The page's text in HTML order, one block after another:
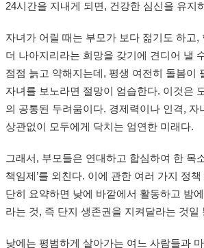
24시간을 지내게 되면, 건강한 심신을 유지
자녀가 어릴 때는 부모가 보다 젊기도 하고,
더 나아지리라는 희망을 갖기에 견디어 낼
점점 늙고 약해지는데, 평생 여전히 돌봄이
자녀를 보노라면 절망이 엄습한다. 이것은
의 공통된 두려움이다. 경제력이나 인격, 자
상관없이 모두에게 닥치는 엄연한 미래다.
그래서, 부모들은 연대하고 합심하여 한 목
책임제’를 외친다. 이에 관한 여러 가지 정
단히 요약하면 낮에 바깥에서 활동하고 밤
라는 것, 즉 단지 생존권을 지켜달라는 것일
낮에는 평범하게 살아가는 여느 사람들과